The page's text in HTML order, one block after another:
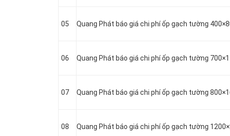
05 Quang Phát báo giá chi phí ốp gạch tường
06 Quang Phát báo giá chi phí ốp gạch tường
07 Quang Phát báo giá chi phí ốp gạch tường
08 Quang Phát báo giá chi phí ốp gạch tường